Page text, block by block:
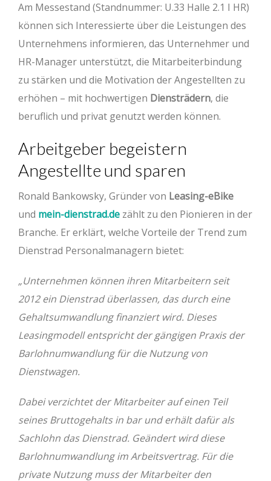
Am Messestand (Standnummer: U.33 Halle 2.1 I HR)
können sich Interessierte über die Leistungen des
Unternehmens informieren, das Unternehmer und
HR-Manager unterstützt, die Mitarbeiterbindung
zu stärken und die Motivation der Angestellten zu
erhöhen – mit hochwertigen Diensträdern, die
beruflich und privat genutzt werden können.
Arbeitgeber begeistern
Angestellte und sparen
Ronald Bankowsky, Gründer von Leasing-eBike
und mein-dienstrad.de zählt zu den Pionieren in der
Branche. Er erklärt, welche Vorteile der Trend zum
Dienstrad Personalmanagern bietet:
„Unternehmen können ihren Mitarbeitern seit
2012 ein Dienstrad überlassen, das durch eine
Gehaltsumwandlung finanziert wird. Dieses
Leasingmodell entspricht der gängigen Praxis der
Barlohnumwandlung für die Nutzung von
Dienstwagen.
Dabei verzichtet der Mitarbeiter auf einen Teil
seines Bruttogehalts in bar und erhält dafür als
Sachlohn das Dienstrad. Geändert wird diese
Barlohnumwandlung im Arbeitsvertrag. Für die
private Nutzung muss der Mitarbeiter den